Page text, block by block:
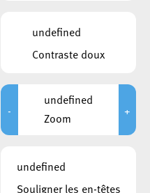
undefined
Contraste doux
-
undefined
Zoom
+
undefined
Souligner les en-têtes